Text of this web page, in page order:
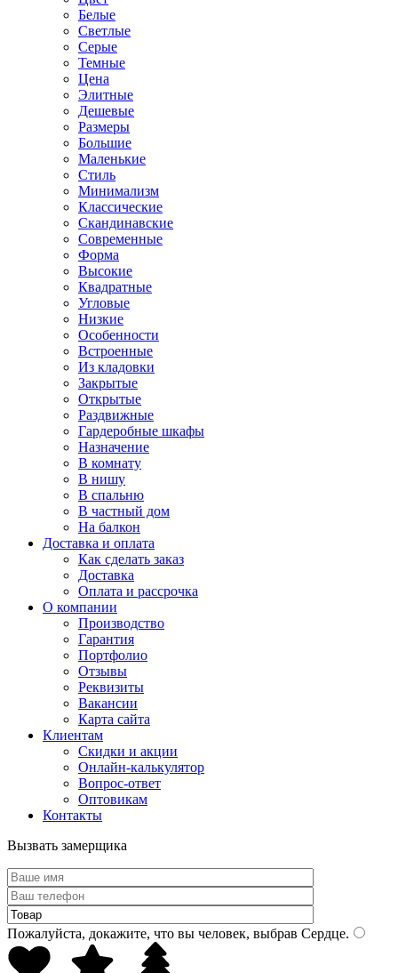
Белые
Светлые
Серые
Темные
Цена
Элитные
Дешевые
Размеры
Большие
Маленькие
Стиль
Минимализм
Классические
Скандинавские
Современные
Форма
Высокие
Квадратные
Угловые
Низкие
Особенности
Встроенные
Из кладовки
Закрытые
Открытые
Раздвижные
Гардеробные шкафы
Назначение
В комнату
В нишу
В спальню
В частный дом
На балкон
Доставка и оплата
Как сделать заказ
Доставка
Оплата и рассрочка
О компании
Производство
Гарантия
Портфолио
Отзывы
Реквизиты
Вакансии
Карта сайта
Клиентам
Скидки и акции
Онлайн-калькулятор
Вопрос-ответ
Оптовикам
Контакты
Вызвать замерщика
Пожалуйста, докажите, что вы человек, выбрав Сердце.